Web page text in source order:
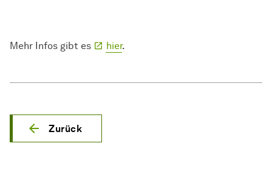
Mehr Infos gibt es hier.
Zurück